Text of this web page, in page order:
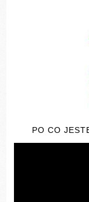
PO CO